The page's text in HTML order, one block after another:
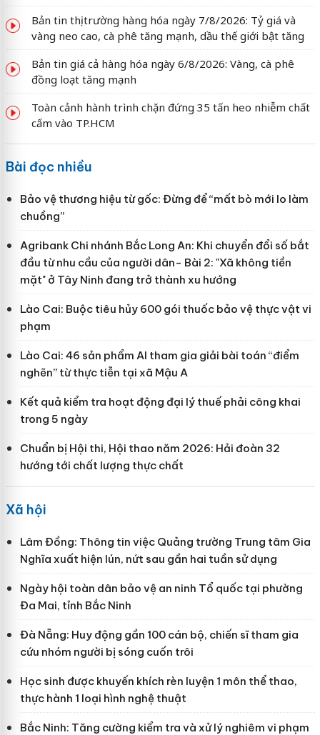
Bản tin thị trường hàng hóa ngày 7/8/2026: Tỷ giá và
vàng neo cao, cà phê tăng mạnh, dầu thế giới bật tăng
Bản tin giá cả hàng hóa ngày 6/8/2026: Vàng, cà phê
đồng loạt tăng mạnh
Toàn cảnh hành trình chặn đứng 35 tấn heo nhiễm chất
cấm vào TP.HCM
Bài đọc nhiều
Bảo vệ thương hiệu từ gốc: Đừng để “mất bò mới lo làm
chuồng”
Agribank Chi nhánh Bắc Long An: Khi chuyển đổi số bắt
đầu từ nhu cầu của người dân- Bài 2: "Xã không tiền
mặt" ở Tây Ninh đang trở thành xu hướng
Lào Cai: Buộc tiêu hủy 600 gói thuốc bảo vệ thực vật vi
phạm
Lào Cai: 46 sản phẩm AI tham gia giải bài toán “điểm
nghẽn” từ thực tiễn tại xã Mậu A
Kết quả kiểm tra hoạt động đại lý thuế phải công khai
trong 5 ngày
Chuẩn bị Hội thi, Hội thao năm 2026: Hải đoàn 32
hướng tới chất lượng thực chất
Xã hội
Lâm Đồng: Thông tin việc Quảng trường Trung tâm Gia
Nghĩa xuất hiện lún, nứt sau gần hai tuần sử dụng
Ngày hội toàn dân bảo vệ an ninh Tổ quốc tại phường
Đa Mai, tỉnh Bắc Ninh
Đà Nẵng: Huy động gần 100 cán bộ, chiến sĩ tham gia
cứu nhóm người bị sóng cuốn trôi
Học sinh được khuyến khích rèn luyện 1 môn thể thao,
thực hành 1 loại hình nghệ thuật
Bắc Ninh: Tăng cường kiểm tra và xử lý nghiêm vi phạm